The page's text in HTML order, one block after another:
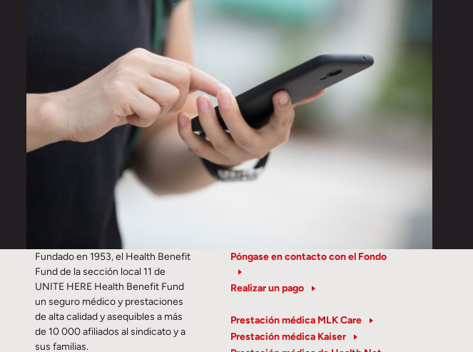
Fundado en 1953, el Health Benefit
Fund de la sección local 11 de
UNITE HERE Health Benefit Fund
un seguro médico y prestaciones
de alta calidad y asequibles a más
de 10 000 afiliados al sindicato y a
sus familias.
Póngase en contacto con el Fondo
Realizar un pago
Prestación médica MLK Care
Prestación médica Kaiser